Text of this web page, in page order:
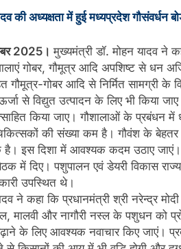
की अध्यक्षता में हुई मध्यप्रदेश गौसंवर्धन
2025। मुख्यमंत्री डॉ. मोहन यादव ने
गोबर, गौमूत्र आदि अपशिष्ट से धन
गौमूत्र-गोबर आदि से निर्मित सामग्री
से विद्युत उत्पादन के लिए भी किया
किया जाए। गौशालाओं के
की संख्या कम है। गौवंश के बेहतर
इस दिशा में आवश्यक कदम उठाए जाएं।
में दिए। पशुपालन एवं डेयरी विकास
उपस्थित थे।
ने कहा कि प्रधानमंत्री श्री नरेन्द्र
मालवी और नागौरी नस्ल के पशुधन को
के लिए आवश्यक नवाचार किए जाएं।